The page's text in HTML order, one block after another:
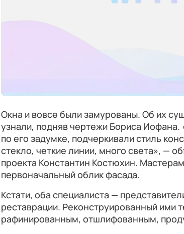
Окна и вовсе были замурованы. Об их
узнали, подняв чертежи Бориса
по его задумке, подчеркивали стиль
стекло, четкие линии, много света», —
проекта Константин Костюхин.
первоначальный облик фасада.
Кстати, оба специалиста —
реставрации. Реконструированный ими
рафинированным, отшлифованным,